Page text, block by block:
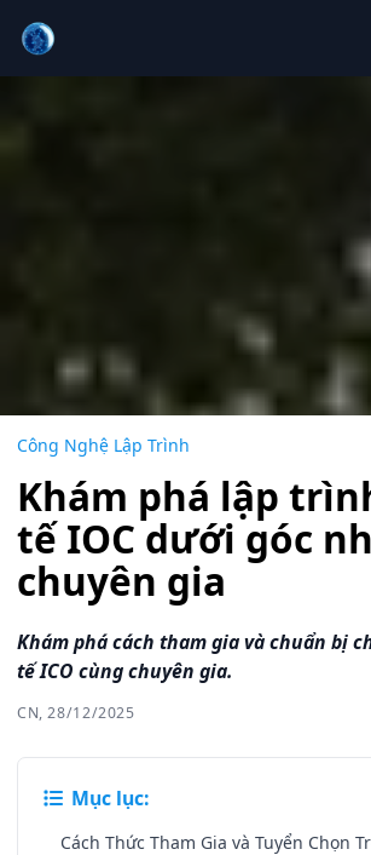
Công Nghệ Lập Trình
Khám phá lập
tế IOC dưới góc
chuyên gia
Khám phá cách tham gia và chuẩn bị
tế ICO cùng chuyên gia.
CN, 28/12/2025
Mục lục:
Cách Thức Tham Gia và Tuyển Chọn